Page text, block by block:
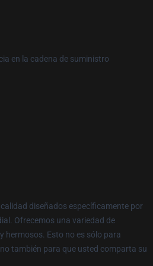
en la cadena de suministro
diseñados específicamente por
Ofrecemos una variedad de
hermosos. Esto no es sólo para
también para que usted comparta su